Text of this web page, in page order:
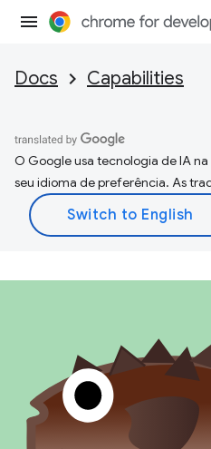
Docs Capabilities
O Google usa tecnologia de IA
seu idioma de preferência. As